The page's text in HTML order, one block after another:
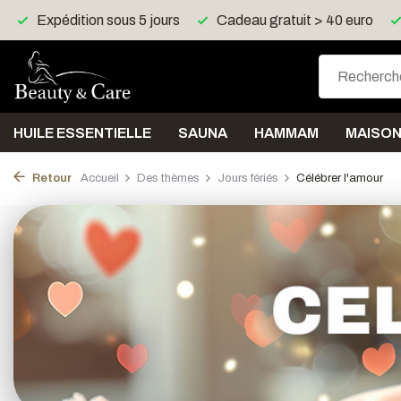
Cadeau gratuit > 40 euro Livraison gratuite > 150
HUILE ESSENTIELLE SAUNA HAMMAM MAISON
Retour Accueil Des thèmes Jours fériés Célébrer l'amour